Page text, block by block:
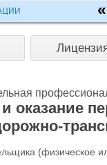
оказание
(физическое